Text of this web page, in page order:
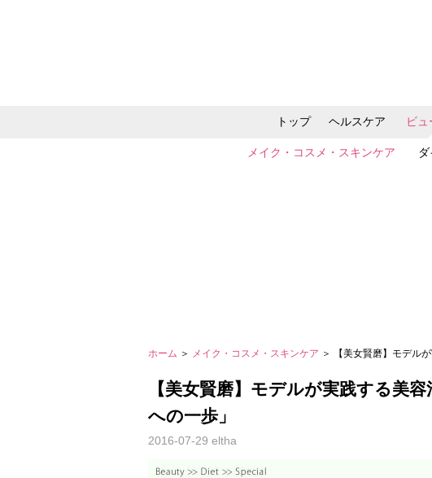
トップ ヘルスケア ビュ
メイク・コスメ・スキンケア
ホーム ＞ メイク・コスメ・スキンケア ＞ 【美女賢磨】モデル
【美女賢磨】モデルが実践する美
への一歩」
2016-07-29 eltha